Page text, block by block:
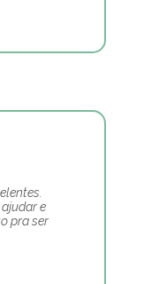
e
pra ser